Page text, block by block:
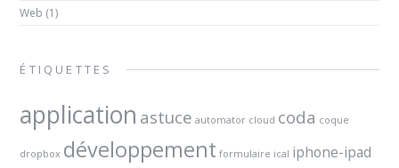
Web (1)
ÉTIQUETTES
application astuce automator cloud coda coque
dropbox développement formulaire ical iphone-ipad